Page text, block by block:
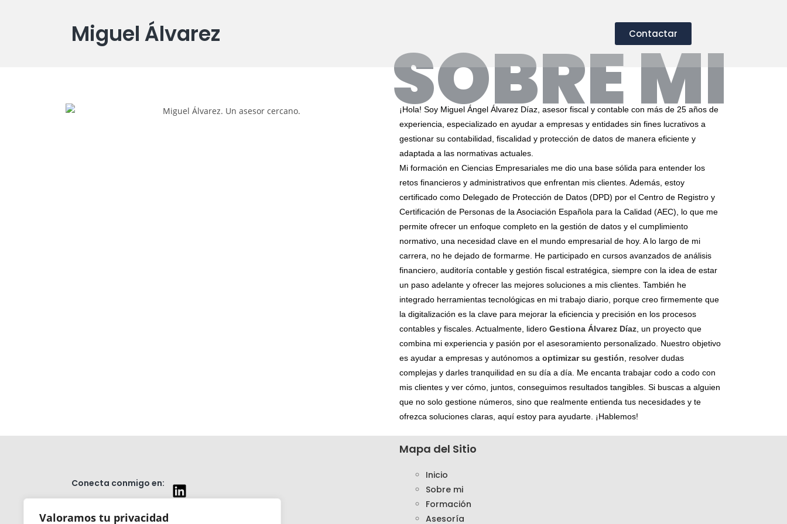
Valoramos tu privacidad
Miguel Álvarez Contactar
SOBRE MI
¡Hola! Soy Miguel Ángel Álvarez Díaz, asesor fiscal y contable con más de 25 años de
experiencia, especializado en ayudar a empresas y entidades sin fines lucrativos a
gestionar su contabilidad, fiscalidad y protección de datos de manera eficiente y
adaptada a las normativas actuales.
Mi formación en Ciencias Empresariales me dio una base sólida para entender los
retos financieros y administrativos que enfrentan mis clientes. Además, estoy
certificado como Delegado de Protección de Datos (DPD) por el Centro de Registro y
Certificación de Personas de la Asociación Española para la Calidad (AEC), lo que me
permite ofrecer un enfoque completo en la gestión de datos y el cumplimiento
normativo, una necesidad clave en el mundo empresarial de hoy. A lo largo de mi
carrera, no he dejado de formarme. He participado en cursos avanzados de análisis
financiero, auditoría contable y gestión fiscal estratégica, siempre con la idea de estar
un paso adelante y ofrecer las mejores soluciones a mis clientes. También he
integrado herramientas tecnológicas en mi trabajo diario, porque creo firmemente que
la digitalización es la clave para mejorar la eficiencia y precisión en los procesos
contables y fiscales. Actualmente, lidero Gestiona Álvarez Díaz , un proyecto que
combina mi experiencia y pasión por el asesoramiento personalizado. Nuestro objetivo
es ayudar a empresas y autónomos a optimizar su gestión , resolver dudas
complejas y darles tranquilidad en su día a día. Me encanta trabajar codo a codo con
mis clientes y ver cómo, juntos, conseguimos resultados tangibles. Si buscas a alguien
que no solo gestione números, sino que realmente entienda tus necesidades y te
ofrezca soluciones claras, aquí estoy para ayudarte. ¡Hablemos!
Conecta conmigo en:
Aviso Legal
Mapa del Sitio
Inicio
Sobre mi
Formación
Asesoría